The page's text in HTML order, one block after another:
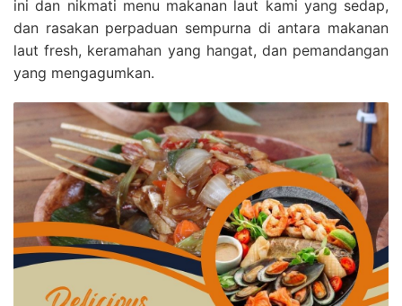
ini dan nikmati menu makanan laut kami yang sedap,
dan rasakan perpaduan sempurna di antara makanan
laut fresh, keramahan yang hangat, dan pemandangan
yang mengagumkan.